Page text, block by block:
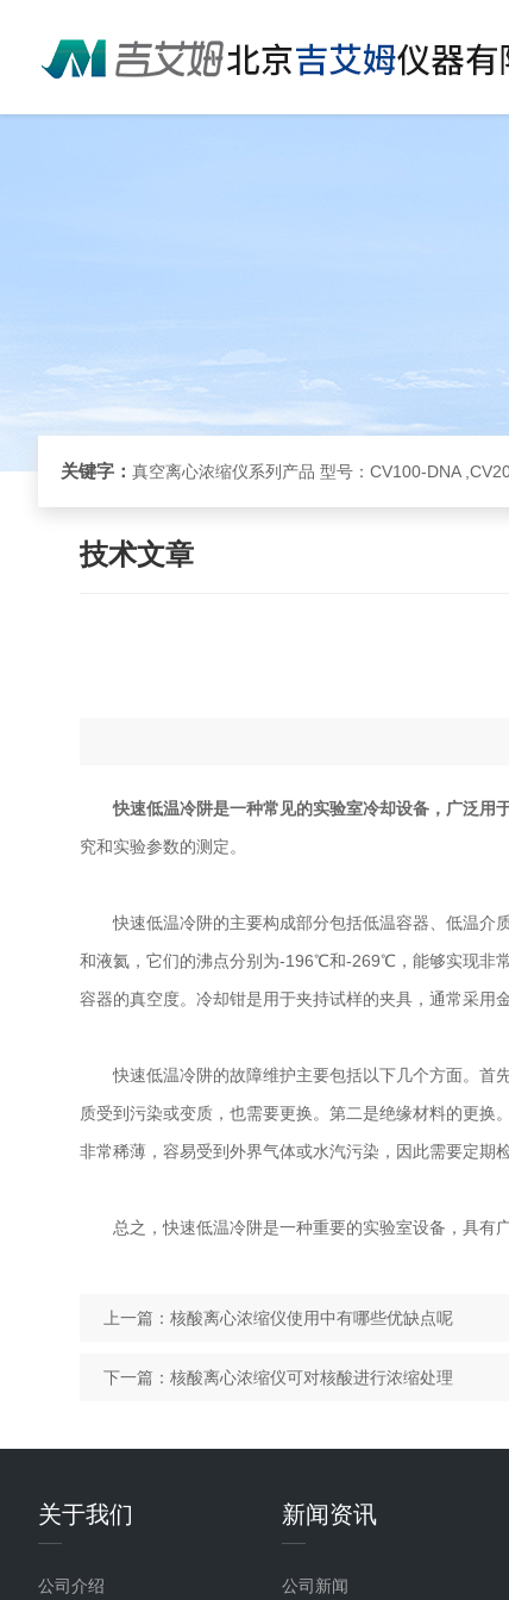
关键字：真空离心浓缩仪系列产品 型号：CV100-DNA
技术文章
快速低温冷阱是一种常见的实验室冷却设备，广泛用
究和实验参数的测定。
快速低温冷阱的主要构成部分包括低温容器、低温介质
和液氦，它们的沸点分别为-196℃和-269℃，能够实现非
容器的真空度。冷却钳是用于夹持试样的夹具，通常采用
快速低温冷阱的故障维护主要包括以下几个方面。首先
质受到污染或变质，也需要更换。第二是绝缘材料的更
非常稀薄，容易受到外界气体或水汽污染，因此需要定期
总之，快速低温冷阱是一种重要的实验室设备，具有广
上一篇：核酸离心浓缩仪使用中有哪些优缺点呢
下一篇：核酸离心浓缩仪可对核酸进行浓缩处理
关于我们
公司介绍
新闻资讯
公司新闻